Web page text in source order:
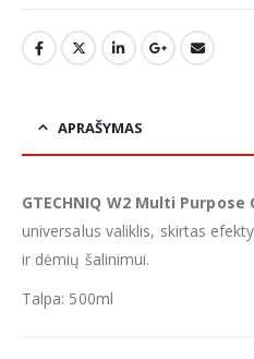
APRAŠYMAS
GTECHNIQ W2 Multi Purpose
universalus valiklis, skirtas
ir dėmių šalinimui.
Talpa: 500ml